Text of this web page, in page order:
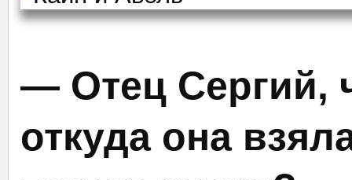
— Отец Сергий,
откуда она